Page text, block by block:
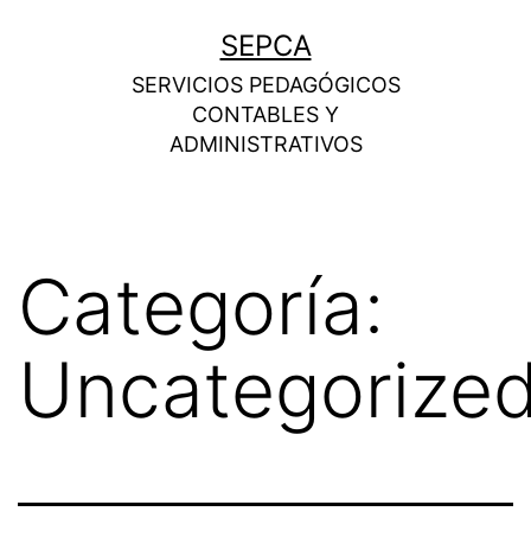
SEPCA
SERVICIOS PEDAGÓGICOS
CONTABLES Y
ADMINISTRATIVOS
Categoría: